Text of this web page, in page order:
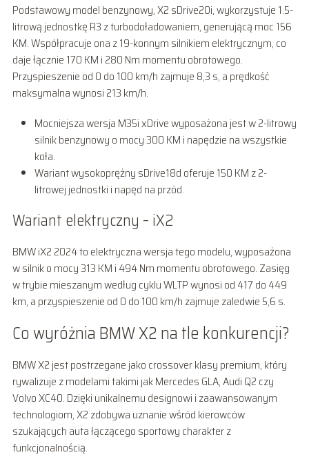
Podstawowy model benzynowy, X2 sDrive20i, wykorzystuje 1.5-
litrową jednostkę R3 z turbodoładowaniem, generującą moc 156
KM. Współpracuje ona z 19-konnym silnikiem elektrycznym, co
daje łącznie 170 KM i 280 Nm momentu obrotowego.
Przyspieszenie od 0 do 100 km/h zajmuje 8,3 s, a prędkość
maksymalna wynosi 213 km/h.
Mocniejsza wersja M35i xDrive wyposażona jest w 2-litrowy
silnik benzynowy o mocy 300 KM i napędzie na wszystkie
koła.
Wariant wysokoprężny sDrive18d oferuje 150 KM z 2-
litrowej jednostki i napęd na przód.
Wariant elektryczny – iX2
BMW iX2 2024 to elektryczna wersja tego modelu, wyposażona
w silnik o mocy 313 KM i 494 Nm momentu obrotowego. Zasięg
w trybie mieszanym według cyklu WLTP wynosi od 417 do 449
km, a przyspieszenie od 0 do 100 km/h zajmuje zaledwie 5,6 s.
Co wyróżnia BMW X2 na tle konkurencji?
BMW X2 jest postrzegane jako crossover klasy premium, który
rywalizuje z modelami takimi jak Mercedes GLA, Audi Q2 czy
Volvo XC40. Dzięki unikalnemu designowi i zaawansowanym
technologiom, X2 zdobywa uznanie wśród kierowców
szukających auta łączącego sportowy charakter z
funkcjonalnością.